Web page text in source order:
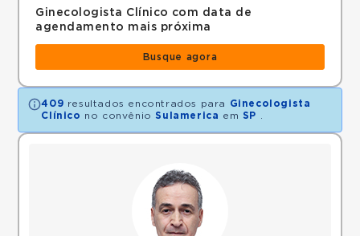
Ginecologista Clínico com data de
agendamento mais próxima
Busque agora
409 resultados encontrados para
Ginecologista
Clínico no convênio Sulamerica em SP